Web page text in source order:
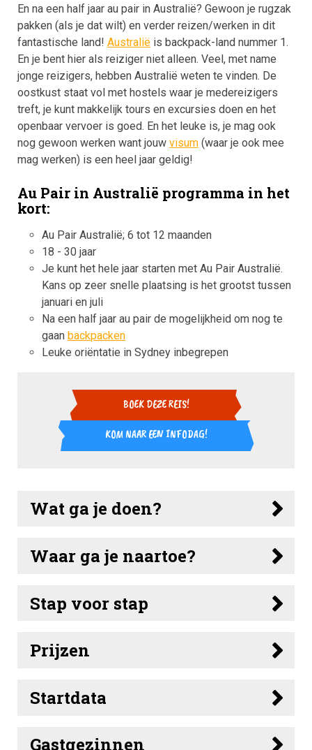
En na een half jaar au pair in Australië? Gewoon je rugzak
pakken (als je dat wilt) en verder reizen/werken in dit
fantastische land! Australië is backpack-land nummer 1.
En je bent hier als reiziger niet alleen. Veel, met name
jonge reizigers, hebben Australië weten te vinden. De
oostkust staat vol met hostels waar je medereizigers
treft, je kunt makkelijk tours en excursies doen en het
openbaar vervoer is goed. En het leuke is, je mag ook
nog gewoon werken want jouw visum (waar je ook mee
mag werken) is een heel jaar geldig!
Au Pair in Australië programma in het
kort:
Au Pair Australië; 6 tot 12 maanden
18 - 30 jaar
Je kunt het hele jaar starten met Au Pair Australië.
Kans op zeer snelle plaatsing is het grootst tussen
januari en juli
Na een half jaar au pair de mogelijkheid om nog te
gaanbackpacken
Leuke oriëntatie in Sydney inbegrepen
KOM NAAR EEN INFODAG!
Wat ga je doen?
Waar ga je naartoe?
Stap voor stap
Prijzen
Startdata
Gastgezinnen